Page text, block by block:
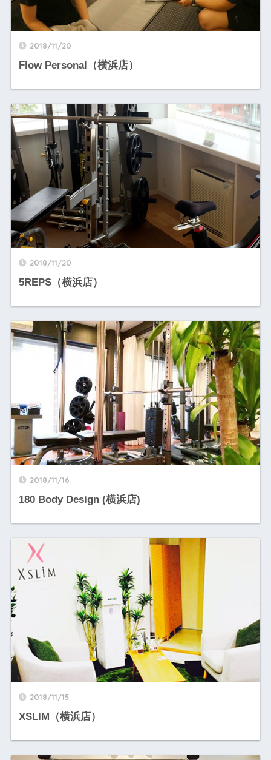
2018/11/20
Flow Personal（横浜店）
2018/11/20
5REPS（横浜店）
2018/11/16
180 Body Design (横浜店)
2018/11/15
XSLIM（横浜店）